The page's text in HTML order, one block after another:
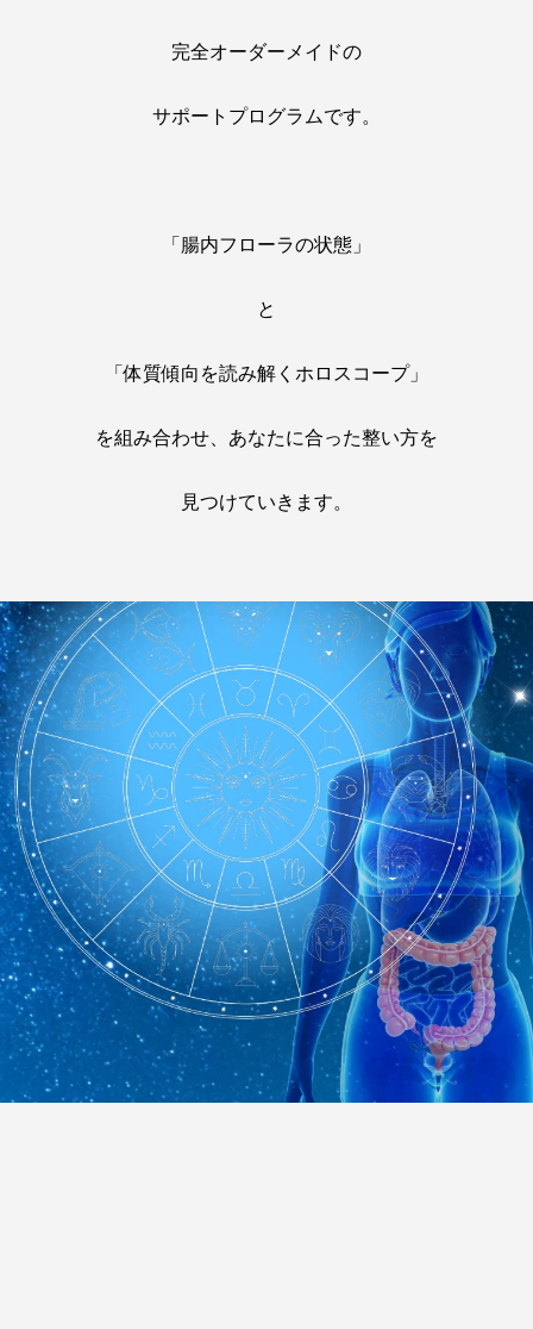
完全オーダーメイドの
サポートプログラムです。
「腸内フローラの状態」
と
「体質傾向を読み解くホロスコープ」
を組み合わせ、あなたに合った整い方を
見つけていきます。